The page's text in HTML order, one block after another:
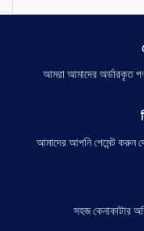
আমরা আমাদের অর্ডারকৃত
আমাদের আপনি পেমেন্ট করুন
সহজ কেনাকাটার